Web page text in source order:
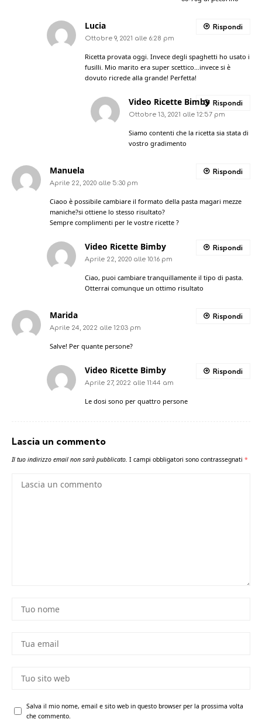
Lucia
Ottobre 9, 2021 alle 6:28 pm
Ricetta provata oggi. Invece degli spaghetti ho usato i
fusilli. Mio marito era super scettico…invece si è
dovuto ricrede alla grande! Perfetta!
Rispondi
Video Ricette Bimby
Ottobre 13, 2021 alle 12:57 pm
Siamo contenti che la ricetta sia stata di
vostro gradimento
Rispondi
Manuela
Aprile 22, 2020 alle 5:30 pm
Ciaoo è possibile cambiare il formato della pasta magari mezze
maniche?si ottiene lo stesso risultato?
Sempre complimenti per le vostre ricette ?
Rispondi
Video Ricette Bimby
Aprile 22, 2020 alle 10:16 pm
Ciao, puoi cambiare tranquillamente il tipo di pasta.
Otterrai comunque un ottimo risultato
Rispondi
Marida
Aprile 24, 2022 alle 12:03 pm
Salve! Per quante persone?
Rispondi
Video Ricette Bimby
Aprile 27, 2022 alle 11:44 am
Le dosi sono per quattro persone
Rispondi
Lascia un commento
Il tuo indirizzo email non sarà pubblicato. I campi obbligatori sono contrassegnati *
Salva il mio nome, email e sito web in questo browser per la prossima volta
che commento.